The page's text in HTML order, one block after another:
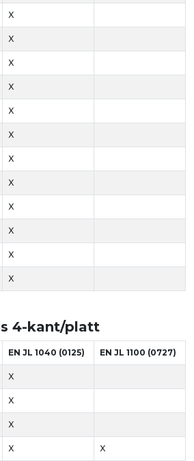
X
X
X
X
X
X
X
X
X
X
X
X
4-kant/platt
EN JL 1040 (0125) EN JL 1100 (0727)
X
X
X
X X